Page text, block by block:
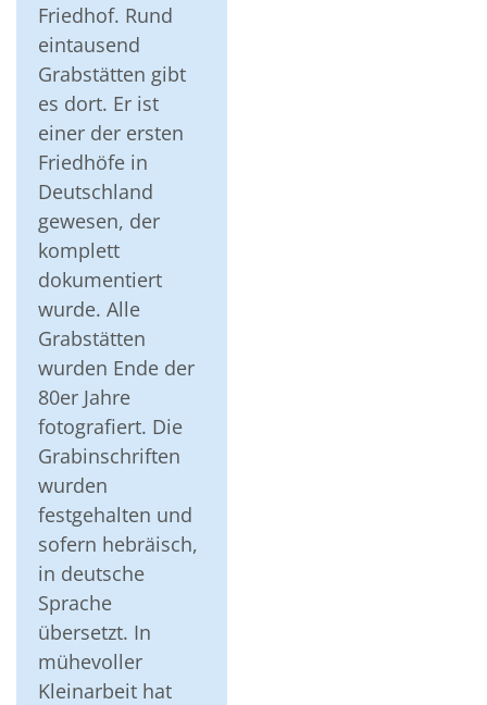
Friedhof. Rund
eintausend
Grabstätten gibt
es dort. Er ist
einer der ersten
Friedhöfe in
Deutschland
gewesen, der
komplett
dokumentiert
wurde. Alle
Grabstätten
wurden Ende der
80er Jahre
fotografiert. Die
Grabinschriften
wurden
festgehalten und
sofern hebräisch,
in deutsche
Sprache
übersetzt. In
mühevoller
Kleinarbeit hat